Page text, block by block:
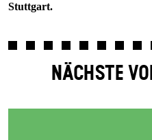
Stuttgart.
NÄCHSTE